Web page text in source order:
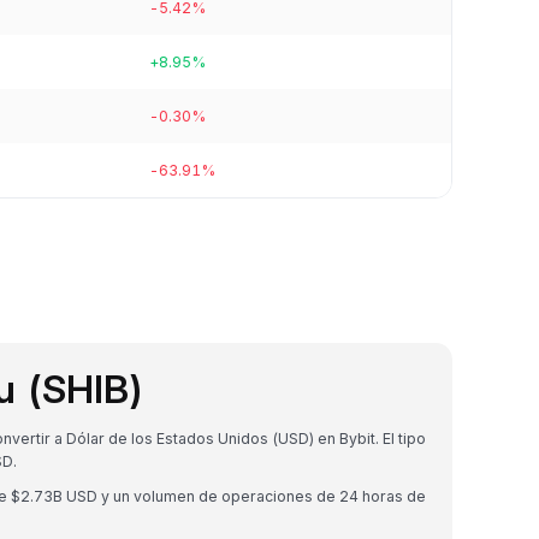
-5.42%
+8.95%
-0.30%
-63.91%
(SHIB)
a Dólar de los Estados Unidos (USD) en Bybit. El tipo
$2.73B USD y un volumen de operaciones de 24 horas de